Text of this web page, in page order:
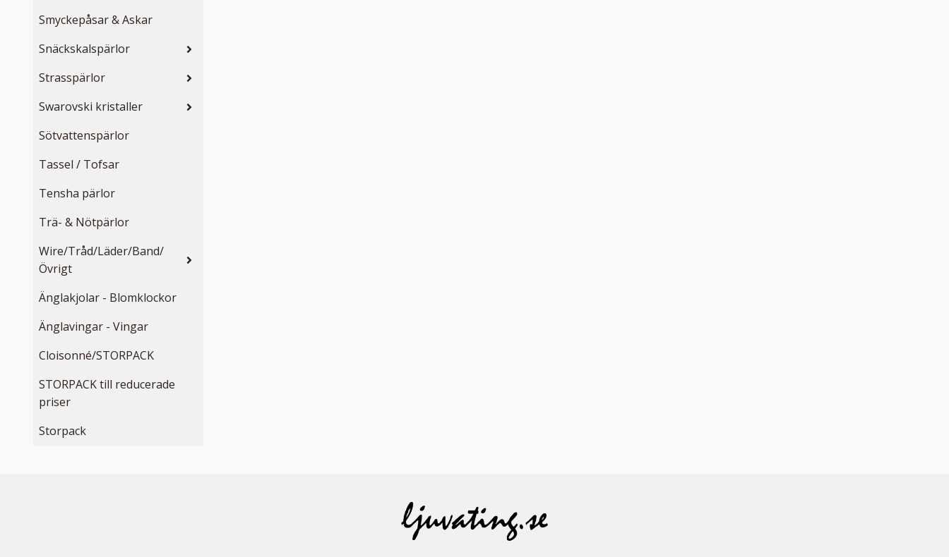
Smyckepåsar & Askar
Snäckskalspärlor
Strasspärlor
Swarovski kristaller
Sötvattenspärlor
Tassel / Tofsar
Tensha pärlor
Trä- & Nötpärlor
Wire/Tråd/Läder/Band/
Övrigt
Änglakjolar - Blomklockor
Änglavingar - Vingar
Cloisonné/STORPACK
STORPACK till reducerade
priser
Storpack